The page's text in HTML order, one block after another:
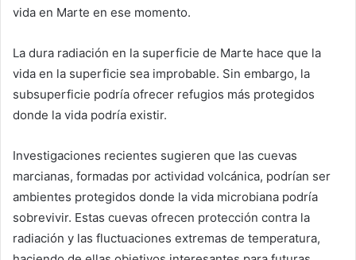
vida en Marte en ese momento.
La dura radiación en la superficie de Marte hace que la
vida en la superficie sea improbable. Sin embargo, la
subsuperficie podría ofrecer refugios más protegidos
donde la vida podría existir.
Investigaciones recientes sugieren que las cuevas
marcianas, formadas por actividad volcánica, podrían ser
ambientes protegidos donde la vida microbiana podría
sobrevivir. Estas cuevas ofrecen protección contra la
radiación y las fluctuaciones extremas de temperatura,